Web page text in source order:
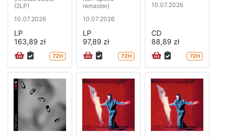
(2LP)
10.07.2026
LP
163,89 zł
72H
remaster)
10.07.2026
LP
97,89 zł
72H
10.07.2026
CD
88,89 zł
72H